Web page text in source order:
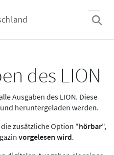
des LION
Ausgaben des LION. Diese
heruntergeladen werden.
zusätzliche Option "hörbar",
vorgelesen wird.